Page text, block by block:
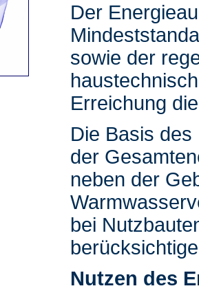
Der
sowie der
Erreichung
Die Basis
der
neben der
bei
Nutzen des